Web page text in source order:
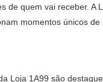
de quem vai receber. A
momentos únicos de
Loja 1A99 são